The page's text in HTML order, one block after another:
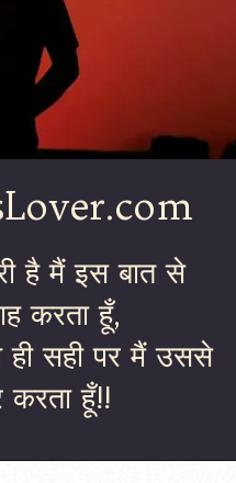
है मैं इस बात से
करता हूँ,
ही सही पर मैं उससे
करता हूँ!!